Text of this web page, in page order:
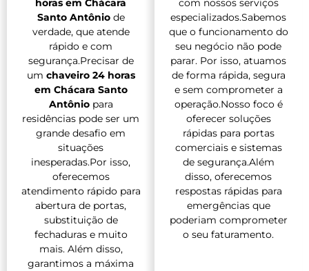
horas em Chácara
Santo Antôniode
verdade, que atende
rápido e com
segurança.Precisar de
um chaveiro 24 horas
em Chácara Santo
Antôniopara
residências pode ser um
grande desafio em
situações
inesperadas.Por isso,
oferecemos
atendimento rápido para
abertura de portas,
substituição de
fechaduras e muito
mais. Além disso,
garantimos a máxima
com nossos serviços
especializados.Sabemos
que o funcionamento do
seu negócio não pode
parar. Por isso, atuamos
de forma rápida, segura
e sem comprometer a
operação.Nosso foco é
oferecer soluções
rápidas para portas
comerciais e sistemas
de segurança.Além
disso, oferecemos
respostas rápidas para
emergências que
poderiam comprometer
o seu faturamento.